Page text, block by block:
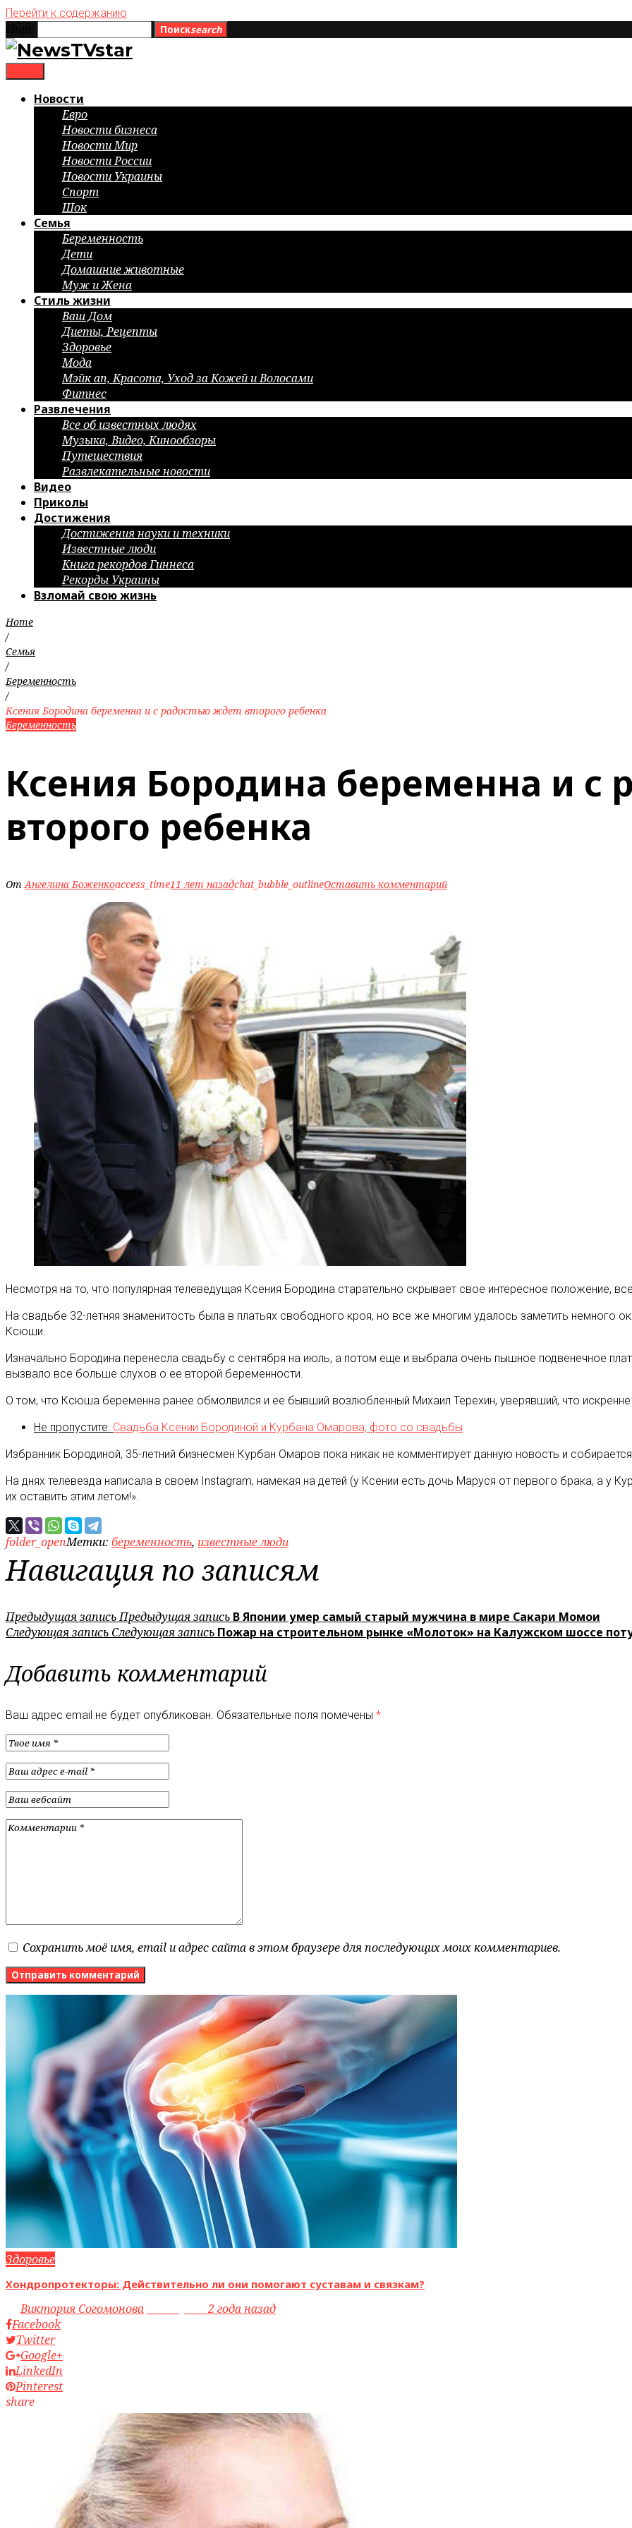
Перейти к содержанию
Поискsearch
Новости
Евро
Новости бизнеса
Новости Мир
Новости России
Новости Украины
Спорт
Шок
Семья
Беременность
Дети
Домашние животные
Муж и Жена
Стиль жизни
Ваш Дом
Диеты, Рецепты
Здоровье
Мода
Мэйк ап, Красота, Уход за Кожей и Волосами
Фитнес
Развлечения
Все об известных людях
Музыка, Видео, Кинообзоры
Путешествия
Развлекательные новости
Видео
Приколы
Достижения
Достижения науки и техники
Известные люди
Книга рекордов Гиннеса
Рекорды Украины
Взломай свою жизнь
Home
/
Семья
/
Беременность
/
Ксения Бородина беременна и с радостью ждет второго ребенка
Беременность
Ксения Бородина беременна и с
второго ребенка
ОтАнгелина Боженкоaccess_time11 лет назадchat_bubble_outlineОставить комментарий
Несмотря на то, что популярная телеведущая Ксения Бородина старательно скрывает свое интересное положение,
На свадьбе 32-летняя знаменитость была в платьях свободного кроя, но все же многим удалось заметить немного
Ксюши.
Изначально Бородина перенесла свадьбу с сентября на июль, а потом еще и выбрала очень пышное подвенечное
вызвало все больше слухов о ее второй беременности.
О том, что Ксюша беременна ранее обмолвился и ее бывший возлюбленный Михаил Терехин, уверявший, что
Не пропустите: Свадьба Ксении Бородиной и Курбана Омарова, фото со свадьбы
Избранник Бородиной, 35-летний бизнесмен Курбан Омаров пока никак не комментирует данную новость и
На днях телевезда написала в своем Instagram, намекая на детей (у Ксении есть дочь Маруся от первого брака, а
их оставить этим летом!».
folder_openМетки: беременность, известные люди
Навигация по записям
Предыдущая записьПредыдущая запись В Японии умер самый старый мужчина в мире Сакари Момои
Следующая запись Следующая запись Пожар на строительном рынке «Молоток» на Калужском шоссе
Добавить комментарий
Ваш адрес email не будет опубликован. Обязательные поля помечены *
Сохранить моё имя, email и адрес сайта в этом браузере для последующих моих комментариев.
Здоровье
Хондропротекторы: Действительно ли они помогают суставам и связкам?
byВиктория Согомонова access_time2 года назад
Facebook
Twitter
Google+
LinkedIn
Pinterest
share